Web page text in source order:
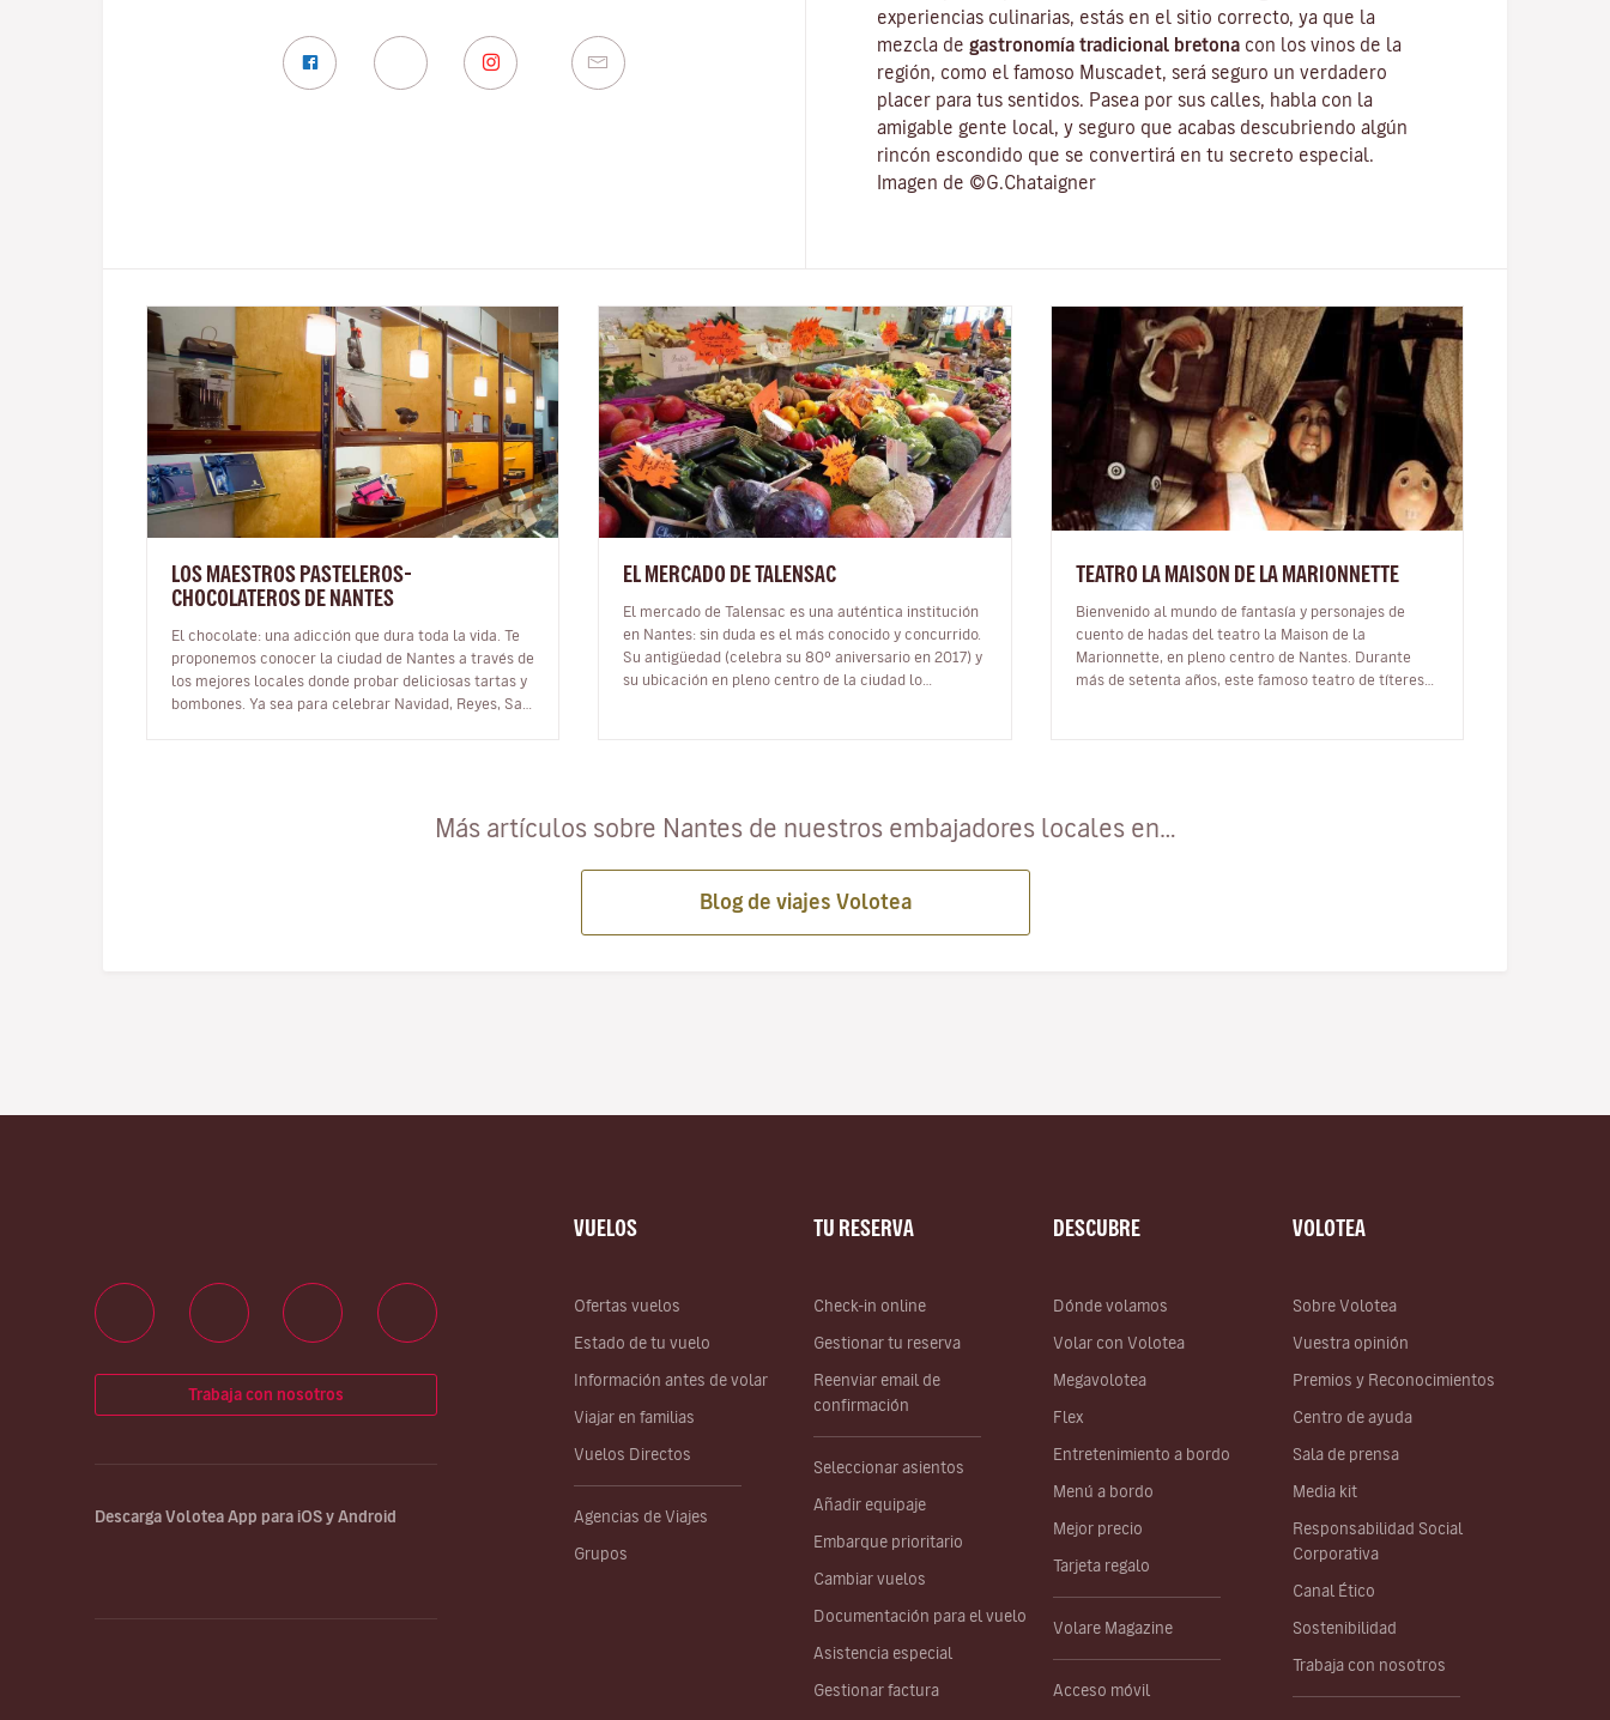
experiencias culinarias, estás en el sitio correcto, ya que la
mezcla de gastronomía tradicional bretona con los vinos de la
región, como el famoso Muscadet , será seguro un verdadero
placer para tus sentidos. Pasea por sus calles, habla con la
amigable gente local, y seguro que acabas descubriendo algún
rincón escondido que se convertirá en tu secreto especial.
Imagen de ©G.Chataigner
LOS MAESTROS PASTELEROS-
CHOCOLATEROS DE NANTES
El chocolate: una adicción que dura toda la vida. Te
proponemos conocer la ciudad de Nantes a través de
los mejores locales donde probar deliciosas tartas y
bombones. Ya sea para celebrar Navidad, Reyes, San
EL MERCADO DE TALENSAC
El mercado de Talensac es una auténtica institución
en Nantes: sin duda es el más conocido y concurrido.
Su antigüedad (celebra su 80º aniversario en 2017) y
su ubicación en pleno centro de la ciudad lo
TEATRO LA MAISON DE LA MARIONNETTE
Bienvenido al mundo de fantasía y personajes de
cuento de hadas del teatro la Maison de la
Marionnette, en pleno centro de Nantes. Durante
más de setenta años, este famoso teatro de títeres
Más artículos sobre Nantes de nuestros embajadores locales en…
Blog de viajes Volotea
VUELOS
Ofertas vuelos
Estado de tu vuelo
Información antes de volar
Viajar en familias
Vuelos Directos
Agencias de Viajes
Grupos
TU RESERVA
Check-in online
Gestionar tu reserva
Reenviar email de
confirmación
Seleccionar asientos
Añadir equipaje
Embarque prioritario
Cambiar vuelos
Documentación para el vuelo
Asistencia especial
Gestionar factura
DESCUBRE
Dónde volamos
Volar con Volotea
Megavolotea
Flex
Entretenimiento a bordo
Menú a bordo
Mejor precio
Tarjeta regalo
Volare Magazine
Acceso móvil
VOLOTEA
Sobre Volotea
Vuestra opinión
Premios y Reconocimientos
Centro de ayuda
Sala de prensa
Media kit
Responsabilidad Social
Corporativa
Canal Ético
Sostenibilidad
Trabaja con nosotros
Trabaja con nosotros
Descarga Volotea App para iOS y Android